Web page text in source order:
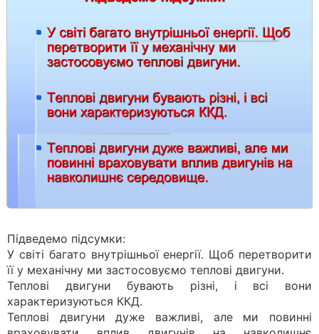
Підведемо підсумки:
У світі багато внутрішньої енергії. Щоб перетворити
її у механічну ми застосовуємо теплові двигуни.
Теплові двигуни бувають різні, і всі вони
характеризуються ККД.
Теплові двигуни дуже важливі, але ми повинні